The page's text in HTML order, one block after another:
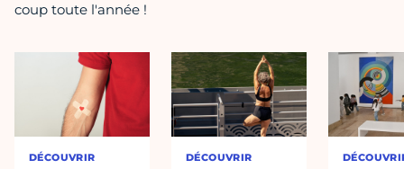
coup toute l'année !
DÉCOUVRIR DÉCOUVRIR